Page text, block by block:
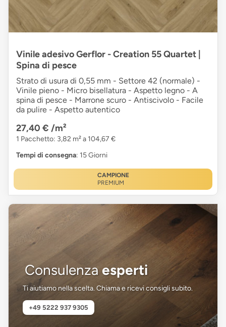
Vinile adesivo Gerflor - Creation 55 Quartet |
Spina di pesce
Strato di usura di 0,55 mm - Settore 42 (normale) -
Vinile pieno - Micro bisellatura - Aspetto legno - A
spina di pesce - Marrone scuro - Antiscivolo - Facile
da pulire - Aspetto autentico
27,40 € /m²
1 Pacchetto: 3,82 m² a 104,67 €
Tempi di consegna: 15 Giorni
CAMPIONE
PREMIUM
Consulenza esperti
Ti aiutiamo nella scelta. Chiama e ricevi consigli subito.
+49 5222 937 9305